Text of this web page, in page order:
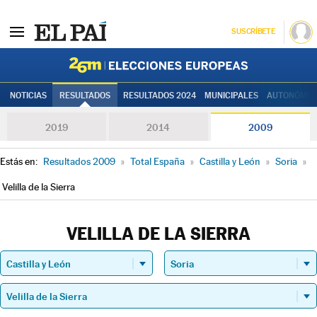
SUSCRÍBETE
NOTICIAS RESULTADOS RESULTADOS 2024 MUNICIPALES
2019 2014 2009
Estás en: Resultados 2009 » Total España » Castilla y León » Soria »
Velilla de la Sierra
VELILLA DE LA SIERRA